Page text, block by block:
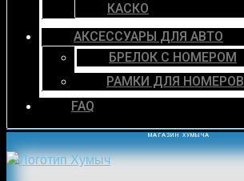
КАСКО
АКСЕССУАРЫ ДЛЯ АВТО
БРЕЛОК С НОМЕРОМ
РАМКИ ДЛЯ НОМЕРОВ
FAQ
МАГАЗИН ХУМЫЧА